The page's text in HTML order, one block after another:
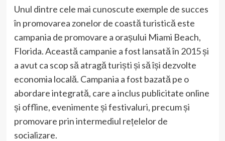
Unul dintre cele mai cunoscute exemple de succes
în promovarea zonelor de coastă turistică este
campania de promovare a orașului Miami Beach,
Florida. Această campanie a fost lansată în 2015 și
a avut ca scop să atragă turiști și să își dezvolte
economia locală. Campania a fost bazată pe o
abordare integrată, care a inclus publicitate online
și offline, evenimente și festivaluri, precum și
promovare prin intermediul rețelelor de
socializare.